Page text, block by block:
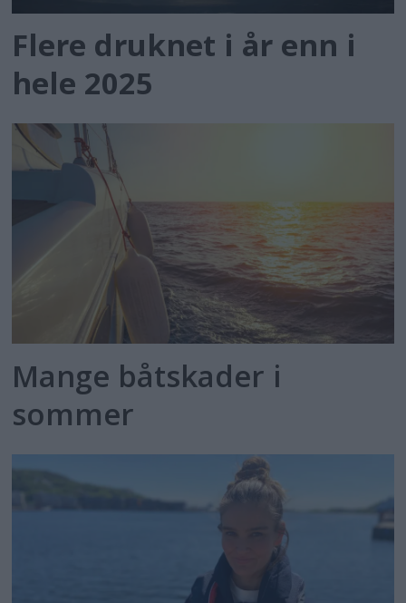
Flere druknet i år enn i
hele 2025
Mange båtskader i
sommer